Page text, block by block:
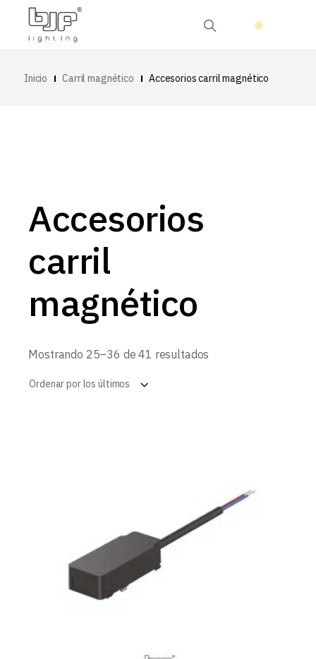
Inicio Carril magnético Accesorios carril magnético
Accesorios
carril
magnético
Mostrando 25–36 de 41 resultados
Ordenar por los últimos